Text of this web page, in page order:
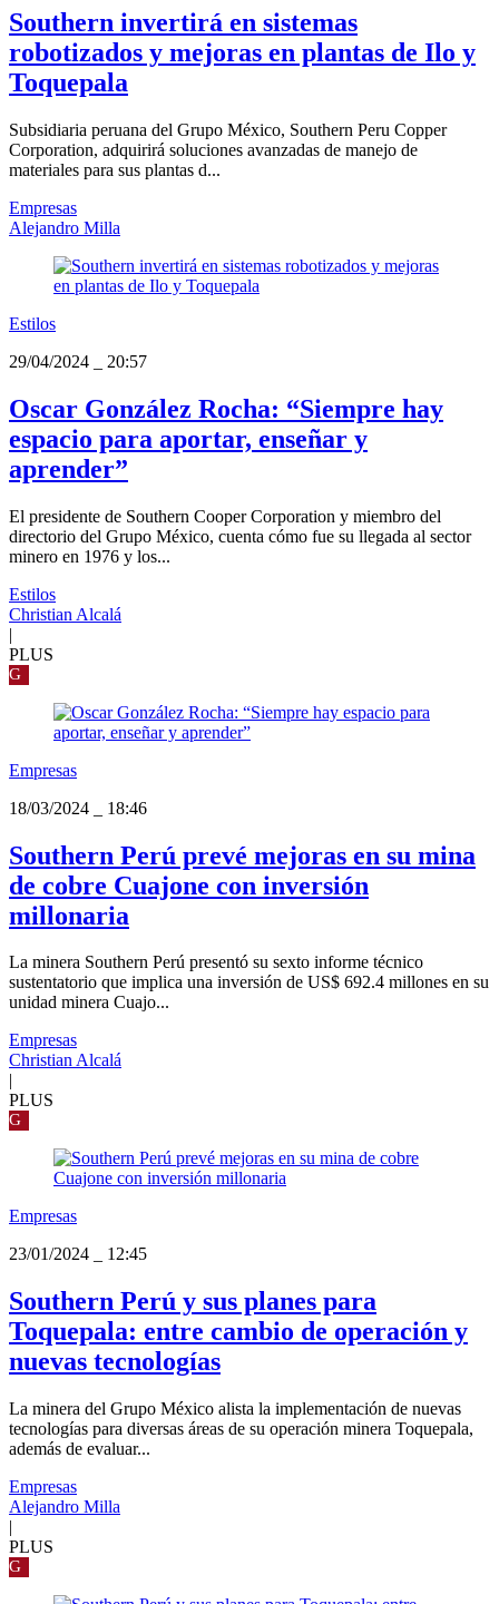
Southern invertirá en sistemas
robotizados y mejoras en plantas de Ilo y
Toquepala
Subsidiaria peruana del Grupo México, Southern Peru Copper
Corporation, adquirirá soluciones avanzadas de manejo de
materiales para sus plantas d...
Empresas
Alejandro Milla
Estilos
29/04/2024
20:57
Oscar González Rocha: “Siempre hay
espacio para aportar, enseñar y
aprender”
El presidente de Southern Cooper Corporation y miembro del
directorio del Grupo México, cuenta cómo fue su llegada al sector
minero en 1976 y los...
Estilos
Christian Alcalá
|
PLUS
G
Empresas
18/03/2024
18:46
Southern Perú prevé mejoras en su mina
de cobre Cuajone con inversión
millonaria
La minera Southern Perú presentó su sexto informe técnico
sustentatorio que implica una inversión de US$ 692.4 millones en su
unidad minera Cuajo...
Empresas
Christian Alcalá
|
PLUS
G
Empresas
23/01/2024
12:45
Southern Perú y sus planes para
Toquepala: entre cambio de operación y
nuevas tecnologías
La minera del Grupo México alista la implementación de nuevas
tecnologías para diversas áreas de su operación minera Toquepala,
además de evaluar...
Empresas
Alejandro Milla
|
PLUS
G